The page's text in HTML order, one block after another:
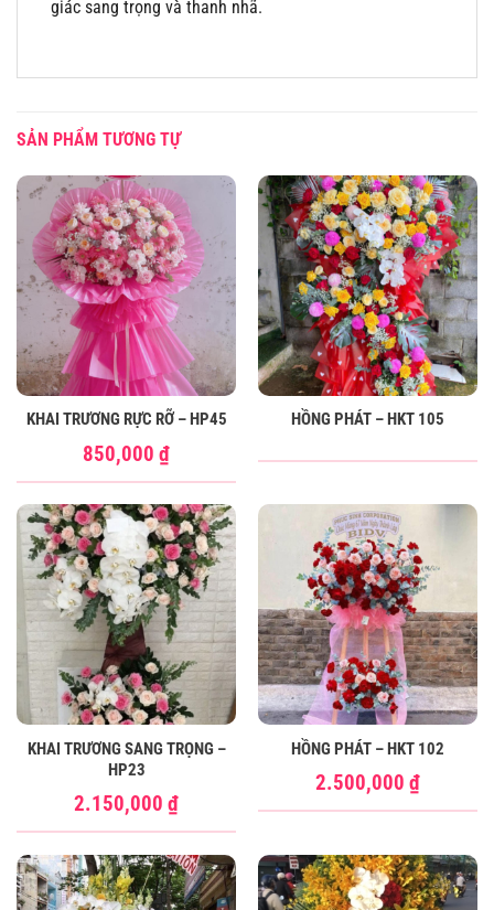
giác sang trọng và thanh nhã.
SẢN PHẨM TƯƠNG TỰ
KHAI TRƯƠNG RỰC RỠ – HP45
850,000 ₫
HỒNG PHÁT – HKT 105
KHAI TRƯƠNG SANG TRỌNG –
HP23
2.150,000 ₫
HỒNG PHÁT – HKT 102
2.500,000 ₫